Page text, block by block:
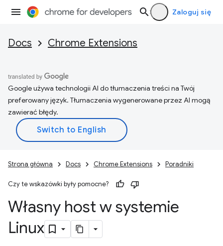
Zaloguj się
Docs Chrome Extensions
Google używa technologii AI do tłumaczenia treści na Twój
preferowany język. Tłumaczenia wygenerowane przez AI mogą
zawierać błędy.
Strona główna Docs Chrome Extensions Poradniki
Czy te wskazówki były pomocne?
Własny host w systemie
Linux